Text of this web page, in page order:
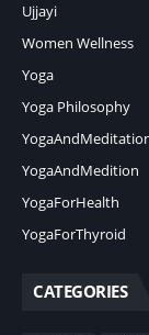
Ujjayi
Women Wellness
Yoga
Yoga Philosophy
YogaAndMedition
YogaForHealth
YogaForThyroid
CATEGORIES